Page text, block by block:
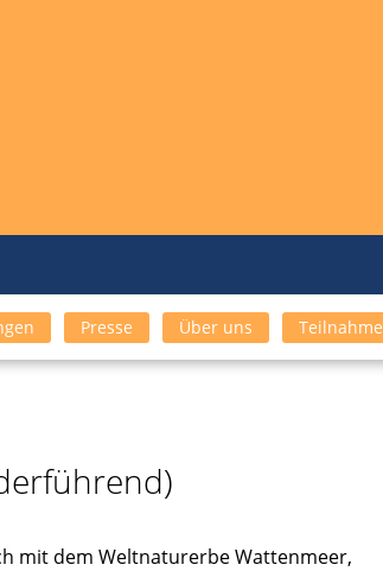
Presse Über uns Teilnahme
mit dem Weltna­tur­erbe Watten­meer,